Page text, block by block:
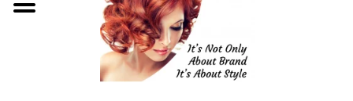
Just for Him